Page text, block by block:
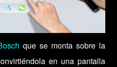
que se monta sobre la
en una pantalla